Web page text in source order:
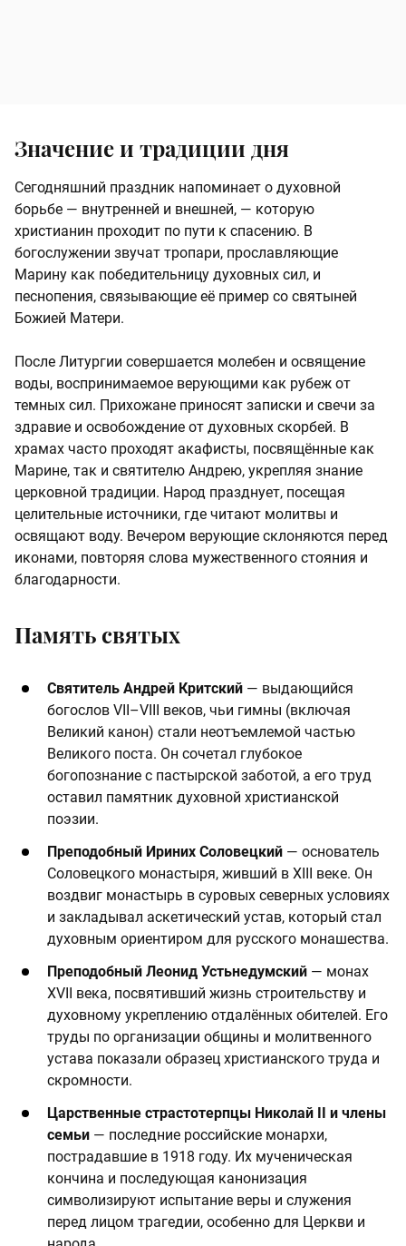
Значение и традиции дня
Сегодняшний праздник напоминает о духовной
борьбе — внутренней и внешней, — которую
христианин проходит по пути к спасению. В
богослужении звучат тропари, прославляющие
Марину как победительницу духовных сил, и
песнопения, связывающие её пример со святыней
Божией Матери.
После Литургии совершается молебен и освящение
воды, воспринимаемое верующими как рубеж от
темных сил. Прихожане приносят записки и свечи за
здравие и освобождение от духовных скорбей. В
храмах часто проходят акафисты, посвящённые как
Марине, так и святителю Андрею, укрепляя знание
церковной традиции. Народ празднует, посещая
целительные источники, где читают молитвы и
освящают воду. Вечером верующие склоняются перед
иконами, повторяя слова мужественного стояния и
благодарности.
Память святых
Святитель Андрей Критский — выдающийся
богослов VII–VIII веков, чьи гимны (включая
Великий канон) стали неотъемлемой частью
Великого поста. Он сочетал глубокое
богопознание с пастырской заботой, а его труд
оставил памятник духовной христианской
поэзии.
Преподобный Ириних Соловецкий — основатель
Соловецкого монастыря, живший в XIII веке. Он
воздвиг монастырь в суровых северных условиях
и закладывал аскетический устав, который стал
духовным ориентиром для русского монашества.
Преподобный Леонид Устьнедумский — монах
XVII века, посвятивший жизнь строительству и
духовному укреплению отдалённых обителей. Его
труды по организации общины и молитвенного
устава показали образец христианского труда и
скромности.
Царственные страстотерпцы Николай II и члены
семьи — последние российские монархи,
пострадавшие в 1918 году. Их мученическая
кончина и последующая канонизация
символизируют испытание веры и служения
перед лицом трагедии, особенно для Церкви и